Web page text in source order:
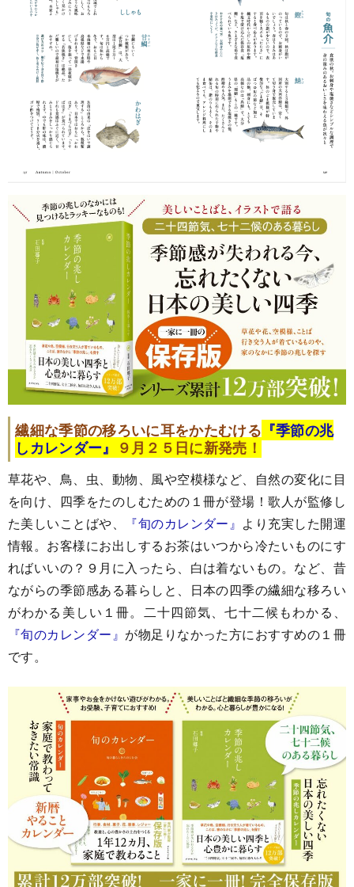
繊細な季節の移ろいに耳をかたむける 『季節の兆
しカレンダー』 ９月２５日に新発売 ！
草花や、鳥、虫、動物、風や空模様など、自然の変化に目
を向け、四季をたのしむための１冊が登場！歌人が監修し
た美しいことばや、
『旬のカレンダー』 より充実した開運
情報。お客様にお出しするお茶はいつから冷たいものにす
ればいいの？９月に入ったら、白は着ないもの。など、昔
ながらの季節感ある暮らしと、日本の四季の繊細な移ろい
がわかる美しい１冊。二十四節気、七十二候もわかる、
『旬のカレンダー』 が物足りなかった方におすすめの１冊
です。